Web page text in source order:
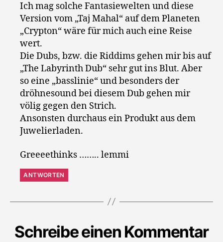
Ich mag solche Fantasiewelten und diese
Version vom „Taj Mahal“ auf dem Planeten
„Crypton“ wäre für mich auch eine Reise
wert.
Die Dubs, bzw. die Riddims gehen mir bis auf
„The Labyrinth Dub“ sehr gut ins Blut. Aber
so eine „basslinie“ und besonders der
dröhnesound bei diesem Dub gehen mir
völig gegen den Strich.
Ansonsten durchaus ein Produkt aus dem
Juwelierladen.
Greeeethinks …….. lemmi
ANTWORTEN
Schreibe einen Kommentar